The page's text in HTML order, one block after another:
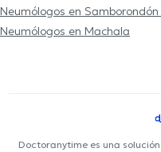
Neumólogos en Samborondón
Neumólogos en Machala
Doctoranytime es una